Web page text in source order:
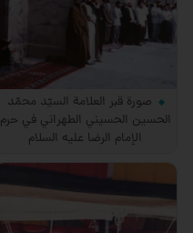
صورة قبر العلامة السيّد محمّد
الحسين الحسيني الطهراني في حرم
الإمام الرضا عليه السلام